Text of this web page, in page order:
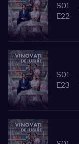
S01
E22
S01
E23